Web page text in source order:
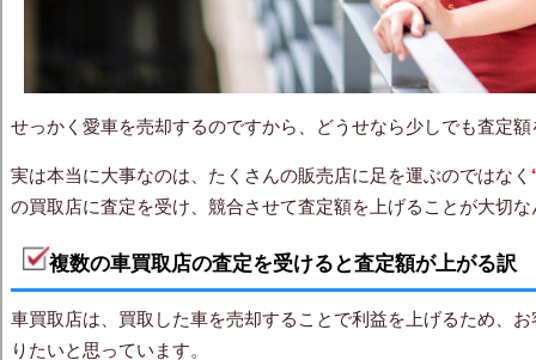
せっかく愛車を売却するのですから、どうせなら少しでも査定
実は本当に大事なのは、たくさんの販売店に足を運ぶのではなく
の買取店に査定を受け、競合させて査定額を上げることが大切な
複数の車買取店の査定を受けると査定額が上がる訳
車買取店は、買取した車を売却することで利益を上げるため、
りたいと思っています。